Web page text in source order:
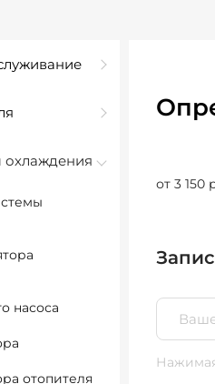
охлаждения
насоса
отопителя
от 3 150